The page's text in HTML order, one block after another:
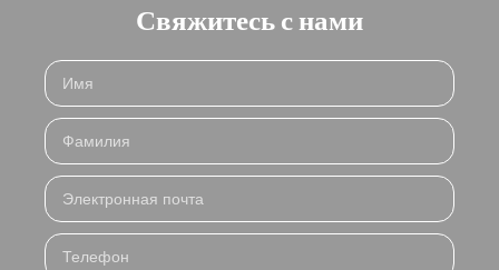
Свяжитесь с нами
Имя
Фамилия
Электронная почта
Телефон